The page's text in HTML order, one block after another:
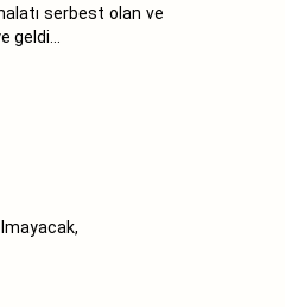
serbest olan ve